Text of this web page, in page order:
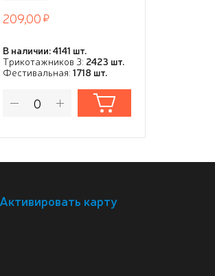
209,00
В наличии: 4141 шт.
Трикотажников 3: 2423 шт.
Фестивальная: 1718 шт.
Активировать карту